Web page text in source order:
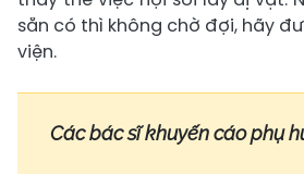
sẵn có thì không chờ đợi, hãy
viện.
Các bác sĩ khuyến cáo phụ